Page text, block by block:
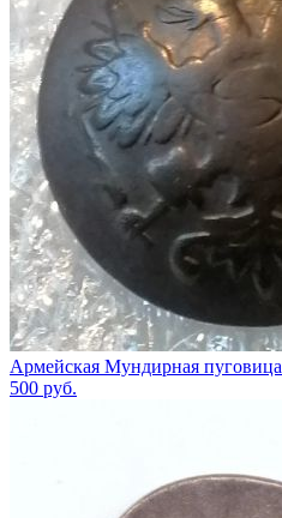
Армейская Мундирная
500 руб.